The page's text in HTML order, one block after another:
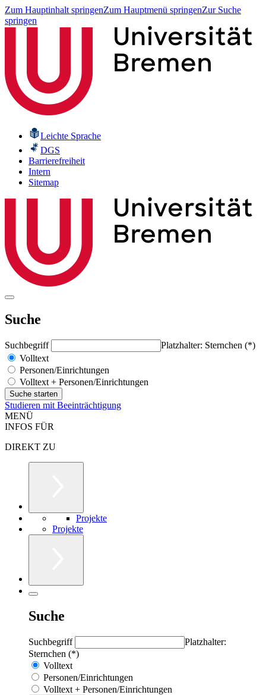
Zum Hauptinhalt springenZum Hauptmenü springenZur Suche
springen
Leichte Sprache
DGS
Barrierefreiheit
Intern
Sitemap
Suche
Suchbegriff
Platzhalter: Sternchen (*)
Volltext
Personen/Einrichtungen
Volltext + Personen/Einrichtungen
Studieren mit Beeinträchtigung
MENÜ
INFOS FÜR
DIREKT ZU
Projekte
Projekte
Suche
Suchbegriff
Platzhalter:
Sternchen (*)
Volltext
Personen/Einrichtungen
Volltext + Personen/Einrichtungen